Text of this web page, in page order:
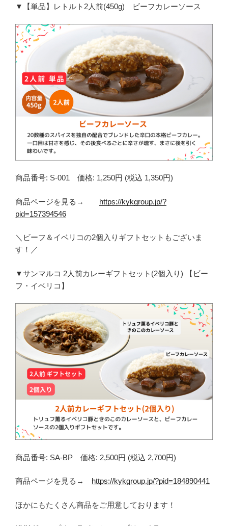
▼【単品】レトルト2人前(450g) ビーフカレーソース
商品番号: S-001 価格: 1,250円 (税込 1,350円)
商品ページを見る→ https://kykgroup.jp/?
pid=157394546
＼ビーフ＆イベリコの2個入りギフトセットもございま
す！／
▼サンマルコ 2人前カレーギフトセット(2個入り) 【ビー
フ・イベリコ】
商品番号: SA-BP 価格: 2,500円 (税込 2,700円)
商品ページを見る→ https://kykgroup.jp/?pid=184890441
ほかにもたくさん商品をご用意しております！